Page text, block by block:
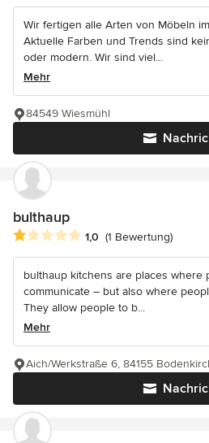
Wir fertigen alle Arten von Möbeln
Aktuelle Farben und Trends sind
oder modern. Wir sind viel...
Mehr
84549 Wiesmühl
bulthaup
Durchschnittliche Bewertung: 1
1,0 (1 Bewertung)
bulthaup kitchens are places where
communicate – but also where
They allow people to b...
Mehr
Aich/Werkstraße 6, 84155